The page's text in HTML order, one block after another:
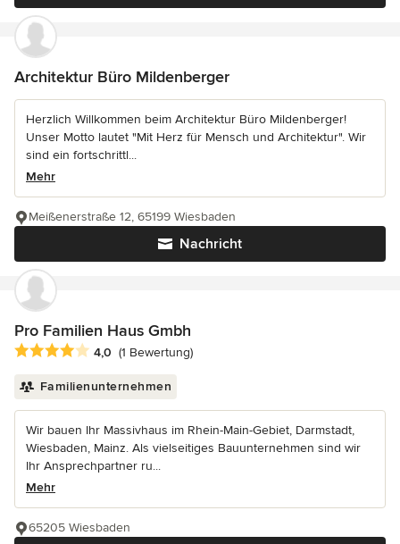
Architektur Büro Mildenberger
Herzlich Willkommen beim Architektur Büro Mildenberger!
Unser Motto lautet "Mit Herz für Mensch und Architektur". Wir
sind ein fortschrittl...
Mehr
Nachricht
Meißenerstraße 12, 65199 Wiesbaden
Pro Familien Haus Gmbh
Durchschnittliche Bewertung: 4 von 5 Sternen
4,0 (1 Bewertung)
Familienunternehmen
Wir bauen Ihr Massivhaus im Rhein-Main-Gebiet, Darmstadt,
Wiesbaden, Mainz. Als vielseitiges Bauunternehmen sind wir
Ihr Ansprechpartner ru...
Mehr
65205 Wiesbaden